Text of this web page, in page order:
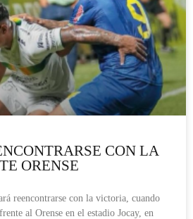
CON LA
ORENSE
reencontrarse con la victoria, cuando
al Orense en el estadio Jocay, en